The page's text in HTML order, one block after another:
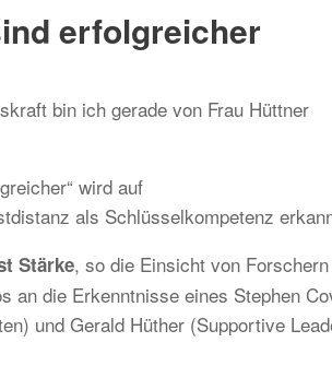
erfolgreicher
bin ich gerade von Frau Hüttner
wird auf
als Schlüsselkompetenz
Stärke, so die Einsicht von
an die Erkenntnisse eines Stephen
und Gerald Hüther (Supportive